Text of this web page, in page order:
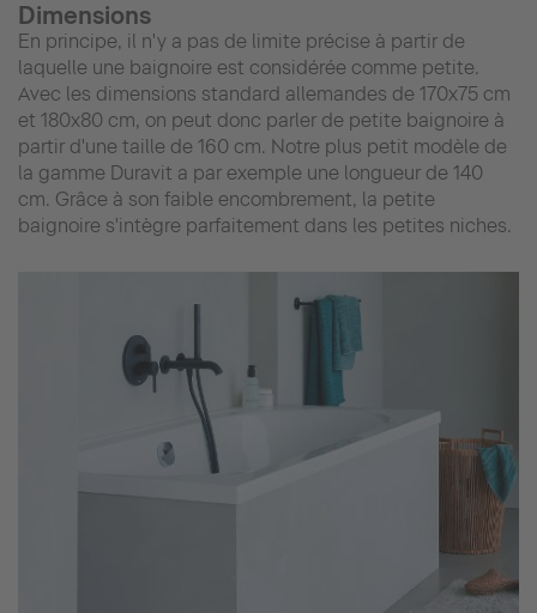
Dimensions
En principe, il n'y a pas de limite précise à partir de
laquelle une baignoire est considérée comme petite.
Avec les dimensions standard allemandes de 170x75 cm
et 180x80 cm, on peut donc parler de petite baignoire à
partir d'une taille de 160 cm. Notre plus petit modèle de
la gamme Duravit a par exemple une longueur de 140
cm. Grâce à son faible encombrement, la petite
baignoire s'intègre parfaitement dans les petites niches.